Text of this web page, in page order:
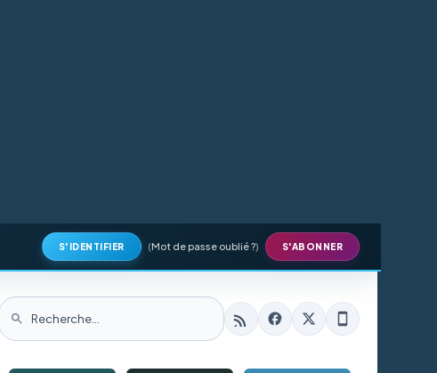
S'IDENTIFIER (Mot de passe oublié ?) S'ABONNER